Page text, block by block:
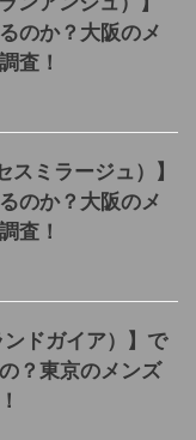
のか？大阪のメ
査！
ミラージュ）】
のか？大阪のメ
査！
ドガイア）】で
？東京のメンズ